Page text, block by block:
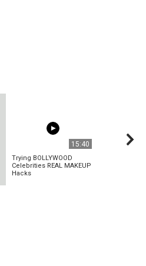
15:40
Trying BOLLYWOOD
Celebrities REAL MAKEUP
Hacks